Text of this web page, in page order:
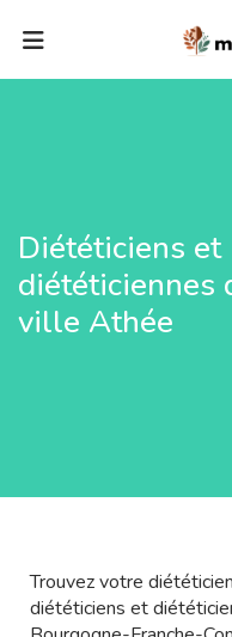
Diététiciens et
diététiciennes
ville Athée
Trouvez votre
diététiciens et